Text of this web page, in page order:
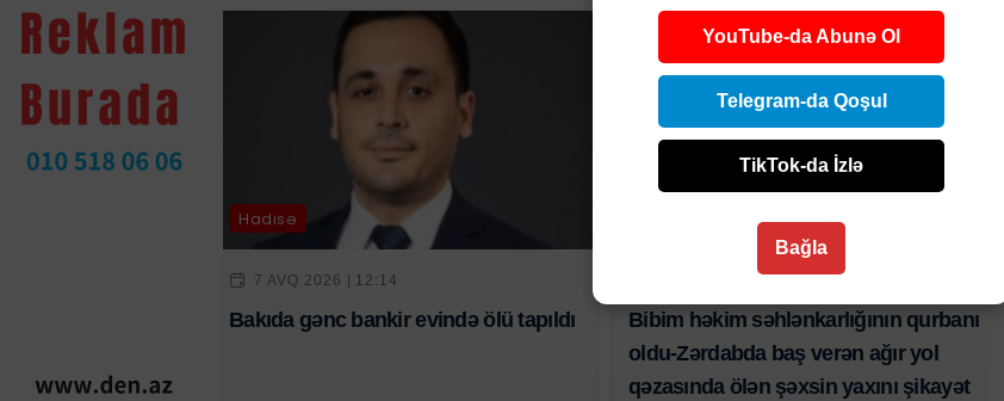
Hadisə
7 AVQ 2026 | 12:14
Bakıda gənc bankir evində ölü tapıldı
6 AVQ 2026 | 21:01
Bibim həkim səhlənkarlığının qurbanı
oldu-Zərdabda baş verən ağır yol
qəzasında ölən şəxsin yaxını şikayət
YouTube-da Abunə Ol
Telegram-da Qoşul
TikTok-da İzlə
Bağla